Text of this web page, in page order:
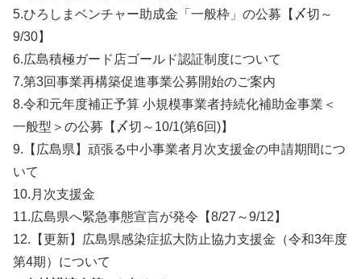
5.ひろしまベンチャー助成金「一般枠」の公募【〆切～
9/30】
6.広島積極ガード店ゴールド認証制度について
7.第3回事業再構築促進事業公募開始のご案内
8.令和元年度補正予算 小規模事業者持続化補助金事業＜
一般型＞の公募【〆切～10/1(第6回)】
9.【広島県】頑張る中小事業者月次支援金の申請期間につ
いて
10.月次支援金
11.広島県へ緊急事態宣言が発令【8/27～9/12】
12.【更新】広島県感染症拡大防止協力支援金（令和3年度
第4期）について